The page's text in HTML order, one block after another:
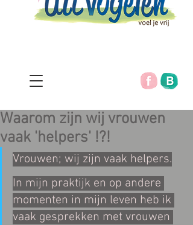
Waarom zijn wij vrouwen
vaak 'helpers' !?!
Vrouwen; wij zijn vaak helpers.
In mijn praktijk en op andere
momenten in mijn leven heb ik
vaak gesprekken met vrouwen